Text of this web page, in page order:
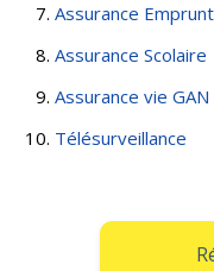
Assurance
Assurance Scolaire
Assurance vie GAN
Télésurveillance